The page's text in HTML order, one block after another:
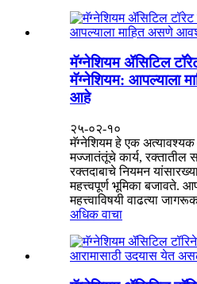
मॅग्नेशियम ॲसिटिल
मॅग्नेशियम: आपल्याला
आहे
२५-०२-१०
मॅग्नेशियम हे एक
मज्जातंतूंचे कार्य,
रक्तदाबाचे नियमन
महत्त्वपूर्ण भूमिका बजावते.
महत्त्वाविषयी वाढत्या
अधिक वाचा